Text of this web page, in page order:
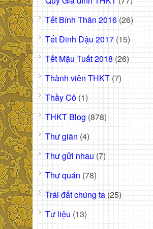
Tết Bính Thân 2016 (26)
Tết Đinh Dậu 2017 (15)
Tết Mậu Tuất 2018 (26)
Thành viên THKT (7)
Thầy Cô (1)
THKT Blog (878)
Thư giãn (4)
Thư gửi nhau (7)
Thư quán (78)
Trái đất chúng ta (25)
Tư liệu (13)